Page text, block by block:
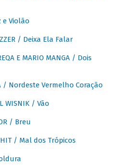
e Violão
/ Deixa Ela Falar
E MARIO MANGA / Dois
/ Nordeste Vermelho Coração
WISNIK / Vão
/ Breu
/ Mal dos Trópicos